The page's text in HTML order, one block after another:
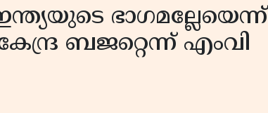
ഭാഗമല്ലേയെന്ന്
ബജറ്റെന്ന് എംവി